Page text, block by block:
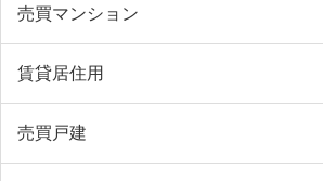
売買マンション
賃貸居住用
売買戸建